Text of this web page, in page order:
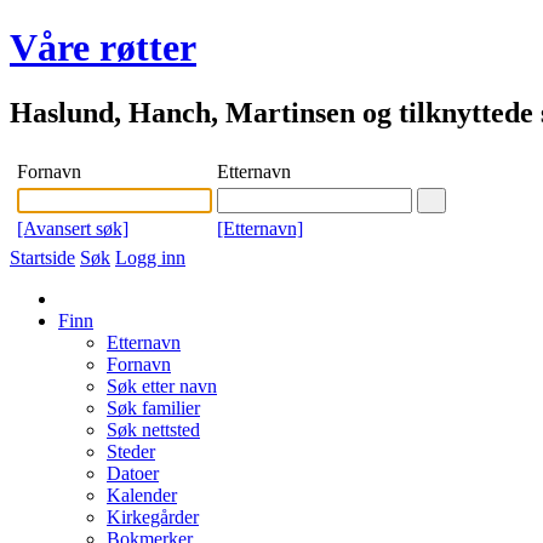
Våre røtter
Haslund, Hanch, Martinsen og tilknyttede
Fornavn Etternavn
[Avansert søk]
[Etternavn]
Startside Søk Logg inn
Finn
Etternavn
Fornavn
Søk etter navn
Søk familier
Søk nettsted
Steder
Datoer
Kalender
Kirkegårder
Bokmerker